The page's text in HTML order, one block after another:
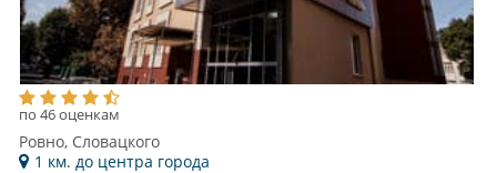
по 46 оценкам
Ровно, Словацкого
1 км. до центра города